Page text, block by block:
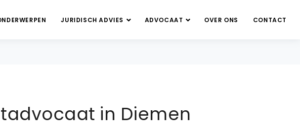
JURIDISCH ADVIES ADVOCAAT OVER ONS CONTACT
in Diemen